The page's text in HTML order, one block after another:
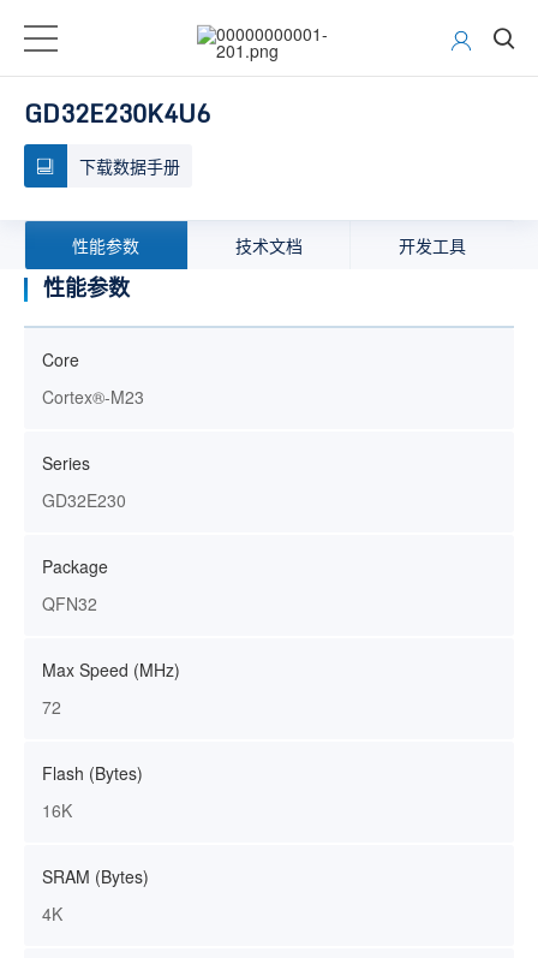
GD32E230K4U6
下载数据手册
性能参数 技术文档 开发工具
性能参数
Core
Cortex®-M23
Series
GD32E230
Package
QFN32
Max Speed (MHz)
72
Flash (Bytes)
16K
SRAM (Bytes)
4K